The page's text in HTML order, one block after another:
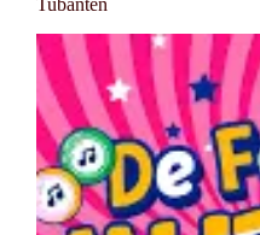
Tubanten